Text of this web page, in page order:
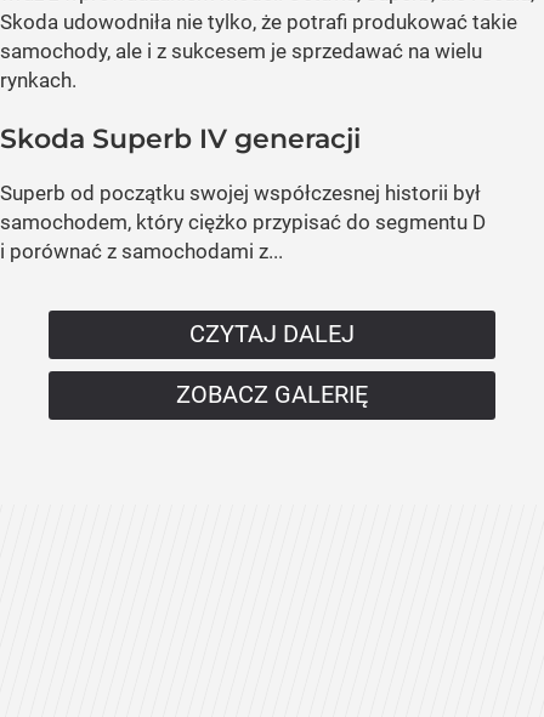
Skoda udowodniła nie tylko, że potrafi produkować takie
samochody, ale i z sukcesem je sprzedawać na wielu
rynkach.
Skoda Superb IV generacji
Superb od początku swojej współczesnej historii był
samochodem, który ciężko przypisać do segmentu D
i porównać z samochodami z...
CZYTAJ DALEJ
ZOBACZ GALERIĘ